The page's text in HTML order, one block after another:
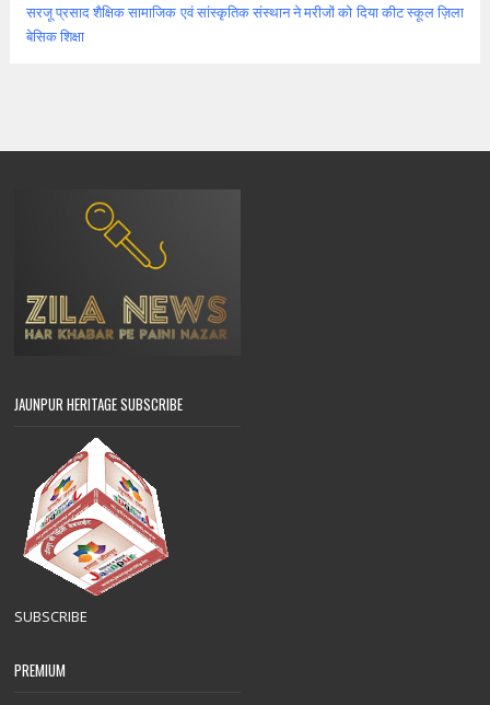
सरजू प्रसाद शैक्षिकसामाजिक एवं सांस्कृतिक संस्थान ने मरीजों को दिया कीटस्कूलज़िला
बेसिक शिक्षा
JAUNPUR HERITAGE SUBSCRIBE
SUBSCRIBE
PREMIUM